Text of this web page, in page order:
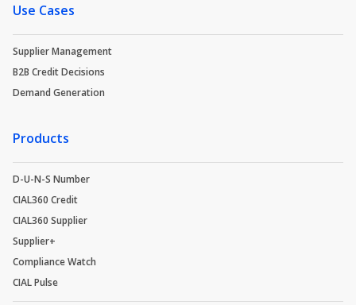
Use Cases
Supplier Management
B2B Credit Decisions
Demand Generation
Products
D-U-N-S Number
CIAL360 Credit
CIAL360 Supplier
Supplier+
Compliance Watch
CIAL Pulse